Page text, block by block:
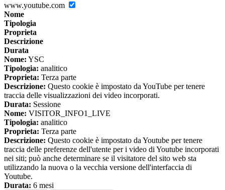
www.youtube.com
Nome
Tipologia
Proprieta
Descrizione
Durata
Nome: YSC
Tipologia: analitico
Proprieta: Terza parte
Descrizione: Questo cookie è impostato da YouTube per tenere
traccia delle visualizzazioni dei video incorporati.
Durata: Sessione
Nome: VISITOR_INFO1_LIVE
Tipologia: analitico
Proprieta: Terza parte
Descrizione: Questo cookie è impostato da Youtube per tenere
traccia delle preferenze dell'utente per i video di Youtube incorporati
nei siti; può anche determinare se il visitatore del sito web sta
utilizzando la nuova o la vecchia versione dell'interfaccia di
Youtube.
Durata: 6 mesi